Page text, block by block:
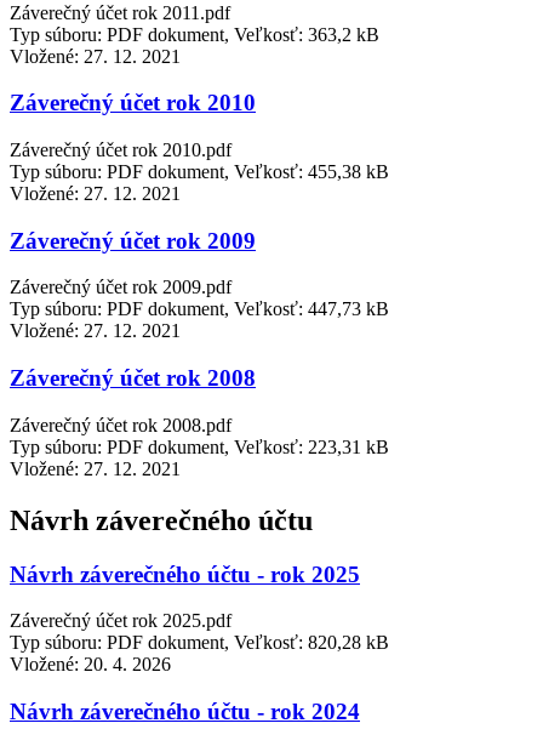
Záverečný účet rok 2011.pdf
Typ súboru: PDF dokument, Veľkosť: 363,2 kB
Vložené: 27. 12. 2021
Záverečný účet rok 2010
Záverečný účet rok 2010.pdf
Typ súboru: PDF dokument, Veľkosť: 455,38 kB
Vložené: 27. 12. 2021
Záverečný účet rok 2009
Záverečný účet rok 2009.pdf
Typ súboru: PDF dokument, Veľkosť: 447,73 kB
Vložené: 27. 12. 2021
Záverečný účet rok 2008
Záverečný účet rok 2008.pdf
Typ súboru: PDF dokument, Veľkosť: 223,31 kB
Vložené: 27. 12. 2021
Návrh záverečného účtu
Návrh záverečného účtu - rok 2025
Záverečný účet rok 2025.pdf
Typ súboru: PDF dokument, Veľkosť: 820,28 kB
Vložené: 20. 4. 2026
Návrh záverečného účtu - rok 2024